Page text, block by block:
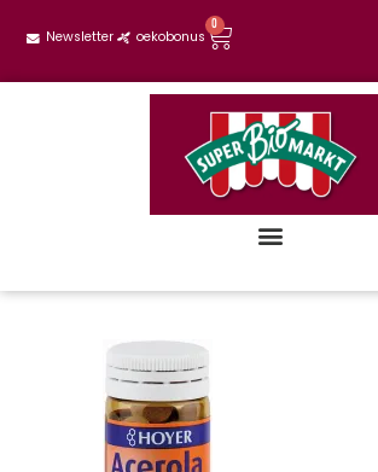
Newsletter oekobonus
0